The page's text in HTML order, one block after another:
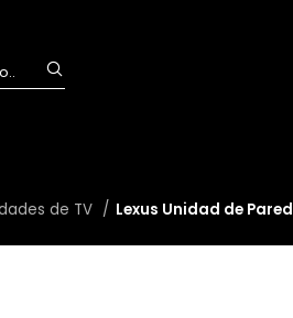
de TV Lexus Unidad de Pared